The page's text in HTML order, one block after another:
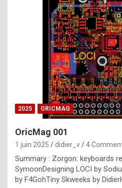
b
e
s
t
p
h
o
n
y
l
e
2025 ORICMAG
OricMag 001
1 juin 2025 didier_v 4
Summary : Zorgon: keyboards
SymoonDesigning LOCI by
by F4GohTiny Skweeks by